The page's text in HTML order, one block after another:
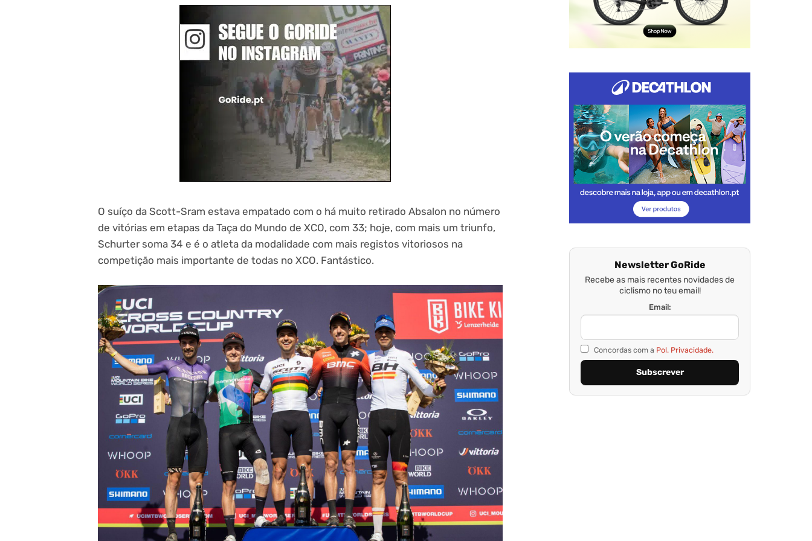
O suíço da Scott-Sram estava empatado com o há muito retirado Absalon no número
de vitórias em etapas da Taça do Mundo de XCO, com 33; hoje, com mais um triunfo,
Schurter soma 34 e é o atleta da modalidade com mais registos vitoriosos na
competição mais importante de todas no XCO. Fantástico.
Newsletter GoRide
Recebe as mais recentes novidades de
ciclismo no teu email!
Email:
Concordas com a Pol. Privacidade.